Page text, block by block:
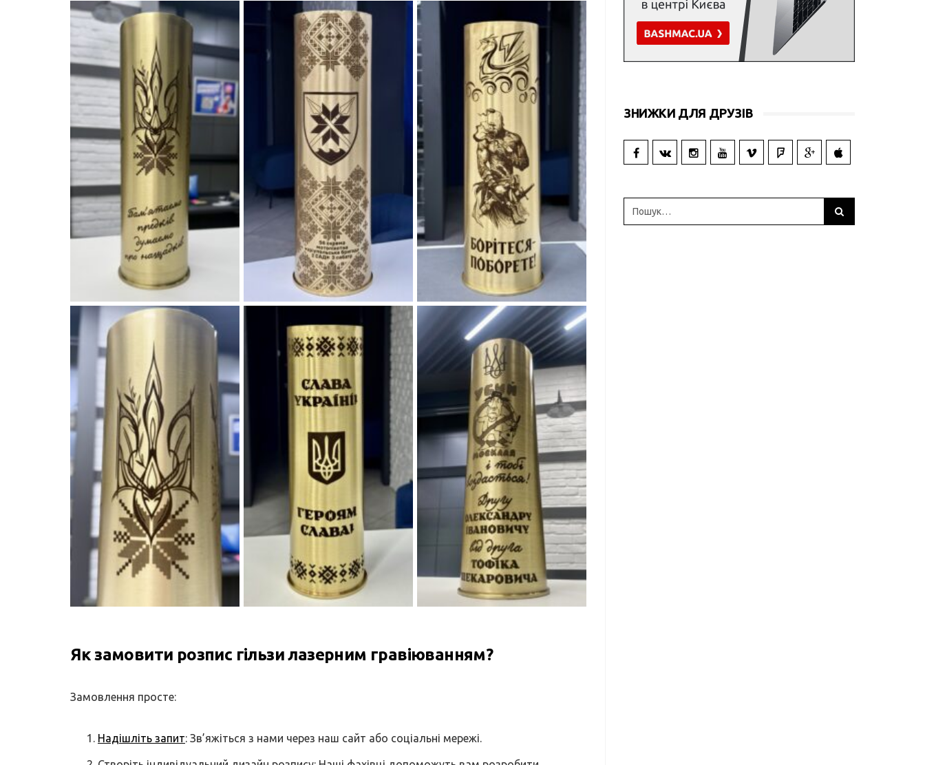
Як замовити розпис гільзи лазерним гравіюванням?
Замовлення просте:
Надішліть запит: Зв’яжіться з нами через наш сайт або соціальні мережі.
ЗНИЖКИ ДЛЯ ДРУЗІВ